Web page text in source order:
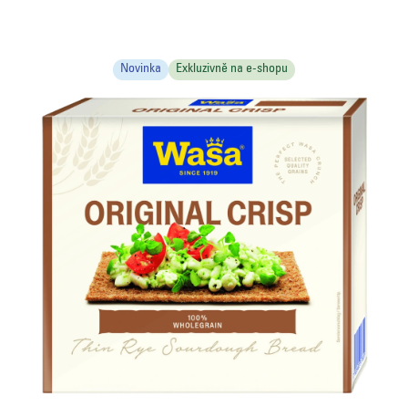
Novinka Exkluzivně na e-shopu